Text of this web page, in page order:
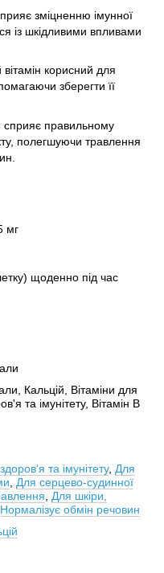
зміцненню імунної
із шкідливими впливами
корисний для
зберегти її
сприяє правильному
полегшуючи травлення
мг
щоденно під час
Кальцій, Вітаміни для
та імунітету, Вітамін B
та імунітету, Для
, Для серцево-судинної
, Для шкіри,
Нормалізує обмін речовин